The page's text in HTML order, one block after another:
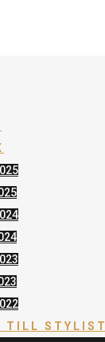
TILL STYLIST